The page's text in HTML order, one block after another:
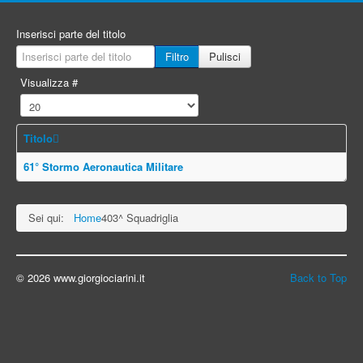
Inserisci parte del titolo
Filtro
Pulisci
Visualizza #
Titolo
61° Stormo Aeronautica Militare
Sei qui: Home403^ Squadriglia
Back to Top
© 2026 www.giorgiociarini.it